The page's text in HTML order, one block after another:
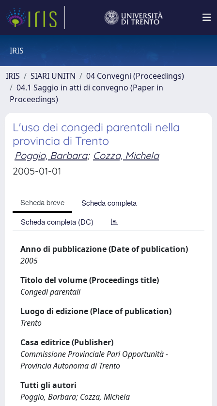
IRIS
IRIS SIARI UNITN
04 Convegni (Proceedings)
04.1 Saggio in atti di convegno (Paper in
Proceedings)
L'uso dei congedi parentali nella
provincia di Trento
Poggio, Barbara; Cozza, Michela
2005-01-01
Scheda breve
Scheda completa
Scheda completa (DC)
Anno di pubblicazione (Date of publication)
2005
Titolo del volume (Proceedings title)
Congedi parentali
Luogo di edizione (Place of publication)
Trento
Casa editrice (Publisher)
Commissione Provinciale Pari Opportunità -
Provincia Autonoma di Trento
Tutti gli autori
Poggio, Barbara; Cozza, Michela